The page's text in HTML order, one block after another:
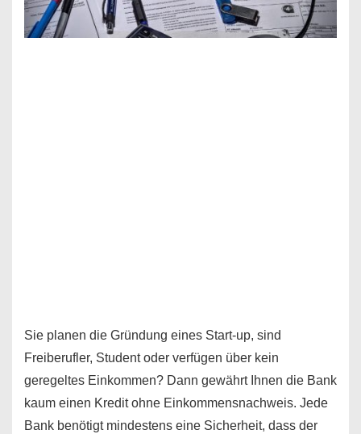
Sie planen die Gründung eines Start-up, sind
Freiberufler, Student oder verfügen über kein
geregeltes Einkommen? Dann gewährt Ihnen die Bank
kaum einen Kredit ohne Einkommensnachweis. Jede
Bank benötigt mindestens eine Sicherheit, dass der